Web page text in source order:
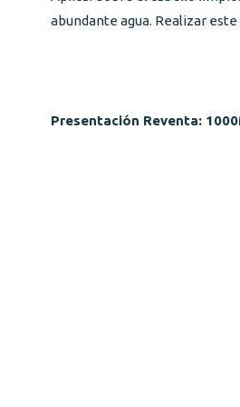
abundante agua. Realizar
Presentación Reventa: